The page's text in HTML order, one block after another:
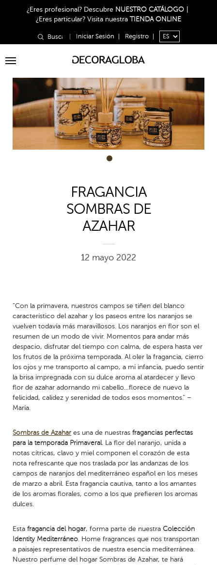
¿Eres profesional? Descubre NUESTRO CATÁLOGO
¿Eres particular? Visita nuestra TIENDA ONLINE
Iniciar Sesión Registro
Toggle
1
FRAGANCIA
SOMBRAS DE
AZAHAR
12 mayo 2022
“Con la primavera, nuestros campos se tiñen del blanco
característico del azahar y los paseos entre los naranjos se
vuelven todavía más maravillosos. Los naranjos en flor son el
resumen de un modo de vivir. Momentos para andar más
despacio, disfrutar del tiempo con calma, de espera hasta ver
los frutos de la próxima temporada. Al oler la fragancia, cierro
los ojos y me transporto al campo, a mi infancia, puedo sentir
la brisa impregnada con su dulce aroma al atardecer y llevo
flor de azahar adornando mi cabello…florece de nuevo la
felicidad, calidez y serenidad de todos esos momentos.” –
María.
Sombras de Azahar es una de nuestrasfragancias perfectas
para la temporada Primaveral. La flor del naranjo, unida a
notas cítricas, clavo y miel componen el corazón de esta
nota refrescante que nos traslada por las andanzas de los
campos de naranjos del mediterráneo español en los meses
de marzo a abril. Esta fragancia cautiva, tanto a los amantes
de los aromas florales, como a los que prefieren los aromas
dulces.
Estafragancia del hogar, forma parte de nuestraColección
Identity Mediterráneo . Home fragrances que nos transportan
a paisajes representativos de nuestra esencia mediterránea.
Nuestro perfume del hogar Sombras de Azahar, te hará